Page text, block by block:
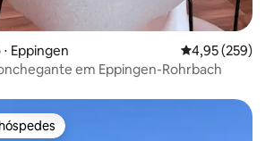
Eppingen 4,95 de uma
4,95 (259)
em Eppingen-Rohrbach
preferidos dos hóspedes